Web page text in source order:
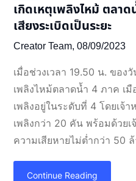
เกิดเหตุเพลิงไหม้ ตลา
เสียงระเบิดเป็นระยะ
Creator Team,08/09/2023
เมื่อช่วงเวลา 19.50 น. ของ
เพลิงไหม้ตลาดน้ำ 4 ภาค เ
เพลิงอยู่ในระดับที่ 4 โดยเจ้
เพลิงกว่า 20 คัน พร้อมด้วยเ
ความเสียหายไม่ต่ำกว่า 50
Continue Reading